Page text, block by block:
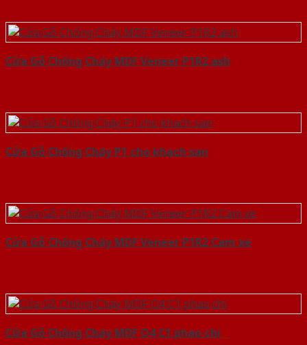
Cửa Gỗ Chống Cháy MDF Veneer P1R2 ash
Cửa Gỗ Chống Cháy P1 cho khach san
Cửa Gỗ Chống Cháy MDF Veneer P1R2 Cam xe
Cửa Gỗ Chống Cháy MDF O4 C1 phao chi